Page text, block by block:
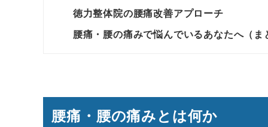
徳力整体院の腰痛改善アプローチ
腰痛・腰の痛みで悩んでいるあなたへ（ま
腰痛・腰の痛みとは何か